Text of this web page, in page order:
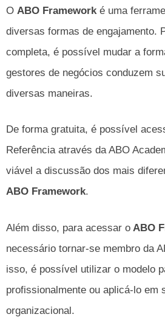
O ABO Framework é uma
diversas formas de engajamento.
completa, é possível mudar a
gestores de negócios conduzem
diversas maneiras.
De forma gratuita, é possível
Referência através da ABO
viável a discussão dos mais
ABO Framework.
Além disso, para acessar o ABO
necessário tornar-se membro da
isso, é possível utilizar o modelo
profissionalmente ou aplicá-lo em
organizacional.